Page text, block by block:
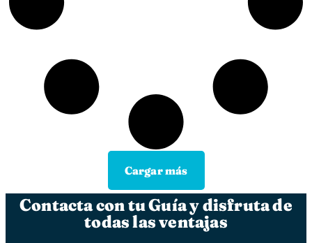
Cargar más
Contacta con tu Guía y disfruta de
todas las ventajas